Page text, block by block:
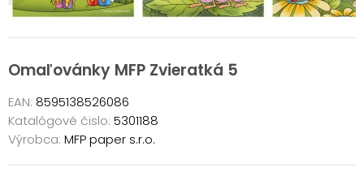
Omaľovánky MFP Zvieratká 5
EAN: 8595138526086
Katalógové čislo: 5301188
Výrobca: MFP paper s.r.o.